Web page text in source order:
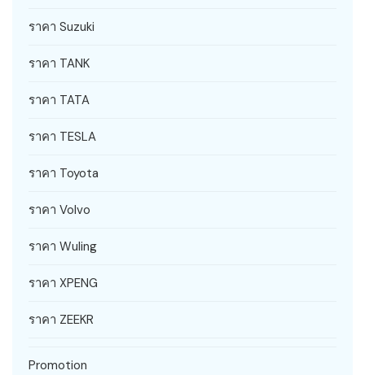
ราคา Suzuki
ราคา TANK
ราคา TATA
ราคา TESLA
ราคา Toyota
ราคา Volvo
ราคา Wuling
ราคา XPENG
ราคา ZEEKR
Promotion